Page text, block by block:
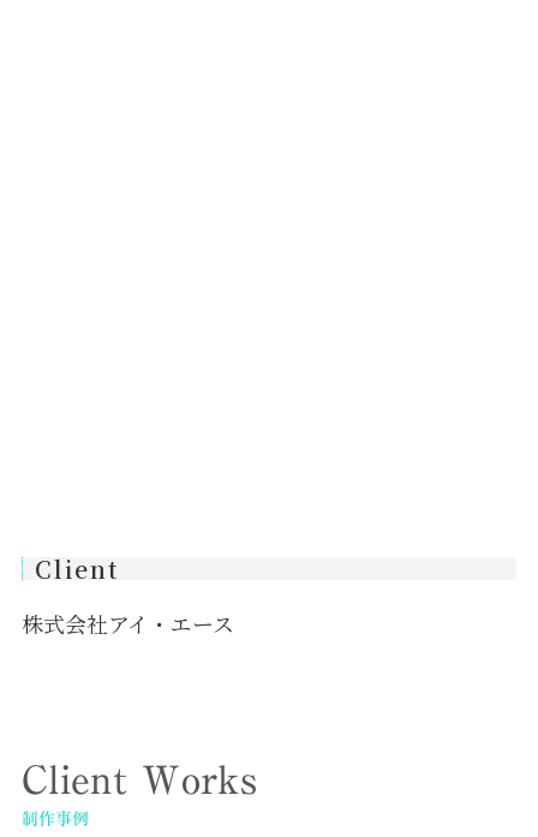
Client
株式会社アイ・エース
Client Works
制作事例